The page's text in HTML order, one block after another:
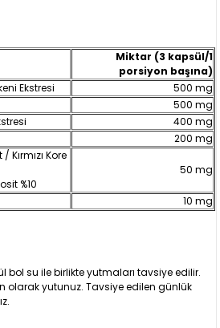
Miktar (3 kapsül/1
porsiyon başına)
Ekstresi
500 mg
500 mg
400 mg
200 mg
Kore
%10
50 mg
10 mg
bol su ile birlikte yutmaları tavsiye edilir.
olarak yutunuz. Tavsiye edilen günlük